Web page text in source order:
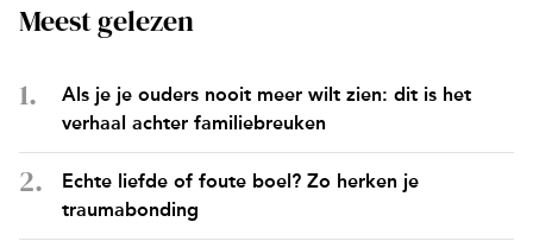
Meest gelezen
Als je je ouders nooit meer wilt zien: dit is het
verhaal achter familiebreuken
Echte liefde of foute boel? Zo herken je
traumabonding